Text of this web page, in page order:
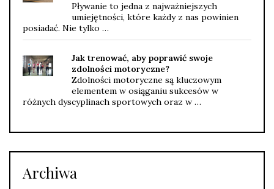
Pływanie to jedna z najważniejszych
umiejętności, które każdy z nas powinien
posiadać. Nie tylko …
Jak trenować, aby poprawić swoje
zdolności motoryczne?
Zdolności motoryczne są kluczowym
elementem w osiąganiu sukcesów w
różnych dyscyplinach sportowych oraz w …
Archiwa